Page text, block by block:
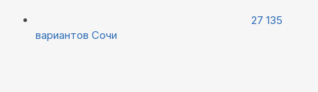
27 135
вариантов Сочи